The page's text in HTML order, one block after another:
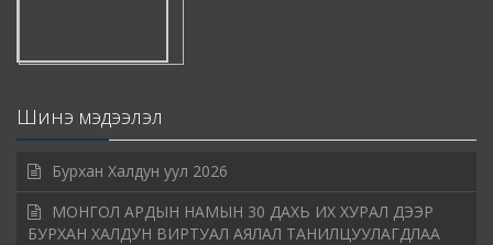
Шинэ мэдээлэл
Бурхан Халдун уул 2026
МОНГОЛ АРДЫН НАМЫН 30 ДАХЬ ИХ ХУРАЛ ДЭЭР
БУРХАН ХАЛДУН ВИРТУАЛ АЯЛАЛ ТАНИЛЦУУЛАГДЛАА